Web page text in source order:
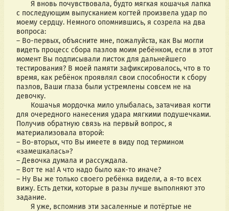
с последующим выпусканием когтей произвела удар по
моему сердцу. Немного опомнившись, я созрела на два
вопроса:
– Во-первых, объясните мне, пожалуйста, как Вы могли
видеть процесс сбора пазлов моим ребёнком, если в этот
момент Вы подписывали листок для дальнейшего
тестирования? В моей памяти зафиксировалось, что в то
время, как ребёнок проявлял свои способности к сбору
пазлов, Ваши глаза были устремлены совсем не на
девочку.
для очередного нанесения удара мягкими подушечками.
Получив обратную связь на первый вопрос, я
материализовала второй:
– Во-вторых, что Вы имеете в виду под термином
«замешкалась»?
– Девочка думала и рассуждала.
– Вот те на! А что надо было как-то иначе?
– Ну Вы же только своего ребёнка видели, а я-то всех
вижу. Есть детки, которые в разы лучше выполняют это
задание.